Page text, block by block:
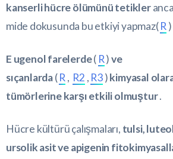
kanserli hücre ölümünü tetikler
mide dokusunda bu etkiyi yapmaz(R
E ugenol farelerde( R)ve
sıçanlarda(R , R2 , R3)kimyasal
tümörlerine karşı etkili olmuştur.
Hücre kültürü çalışmaları, tulsi,
ursolik asit ve apigenin